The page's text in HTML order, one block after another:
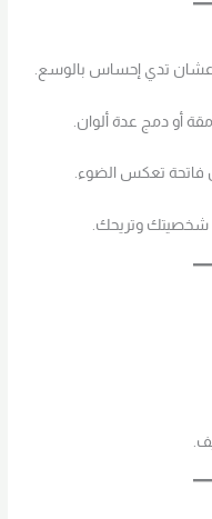
عشان تدي إحساس بالوسع.
أو دمج عدة ألوان.
فاتحة تعكس الضوء.
شخصيتك وتريحك.